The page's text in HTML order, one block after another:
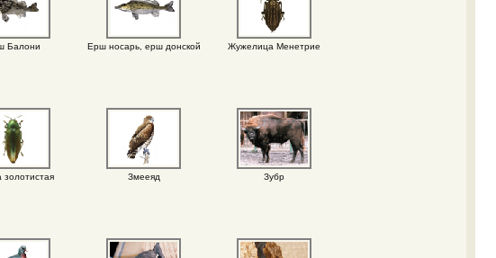
Балони Ерш носарь, ерш донской Жужелица Менетрие
золотистая Змееяд Зубр